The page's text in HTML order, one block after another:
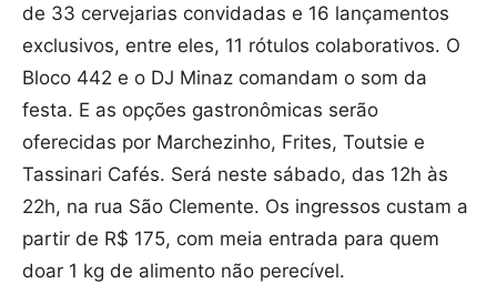
de 33 cervejarias convidadas e 16 lançamentos
exclusivos, entre eles, 11 rótulos colaborativos. O
Bloco 442 e o DJ Minaz comandam o som da
festa. E as opções gastronômicas serão
oferecidas por Marchezinho, Frites, Toutsie e
Tassinari Cafés. Será neste sábado, das 12h às
22h, na rua São Clemente. Os ingressos custam a
partir de R$ 175, com meia entrada para quem
doar 1 kg de alimento não perecível.